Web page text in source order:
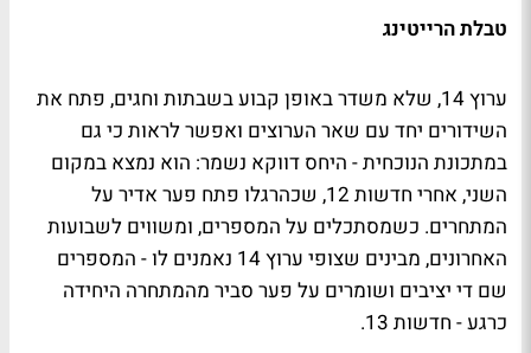
טבלת הרייטינג
ערוץ 14, שלא משדר באופן קבוע בשבתות וחגים, פתח את
השידורים יחד עם שאר הערוצים ואפשר לראות כי גם
במתכונת הנוכחית - היחס דווקא נשמר: הוא נמצא במקום
השני, אחרי חדשות 12, שכהרגלו פתח פער אדיר על
המתחרים. כשמסתכלים על המספרים, ומשווים לשבועות
האחרונים, מבינים שצופי ערוץ 14 נאמנים לו - המספרים
שם די יציבים ושומרים על פער סביר מהמתחרה היחידה
כרגע - חדשות 13.